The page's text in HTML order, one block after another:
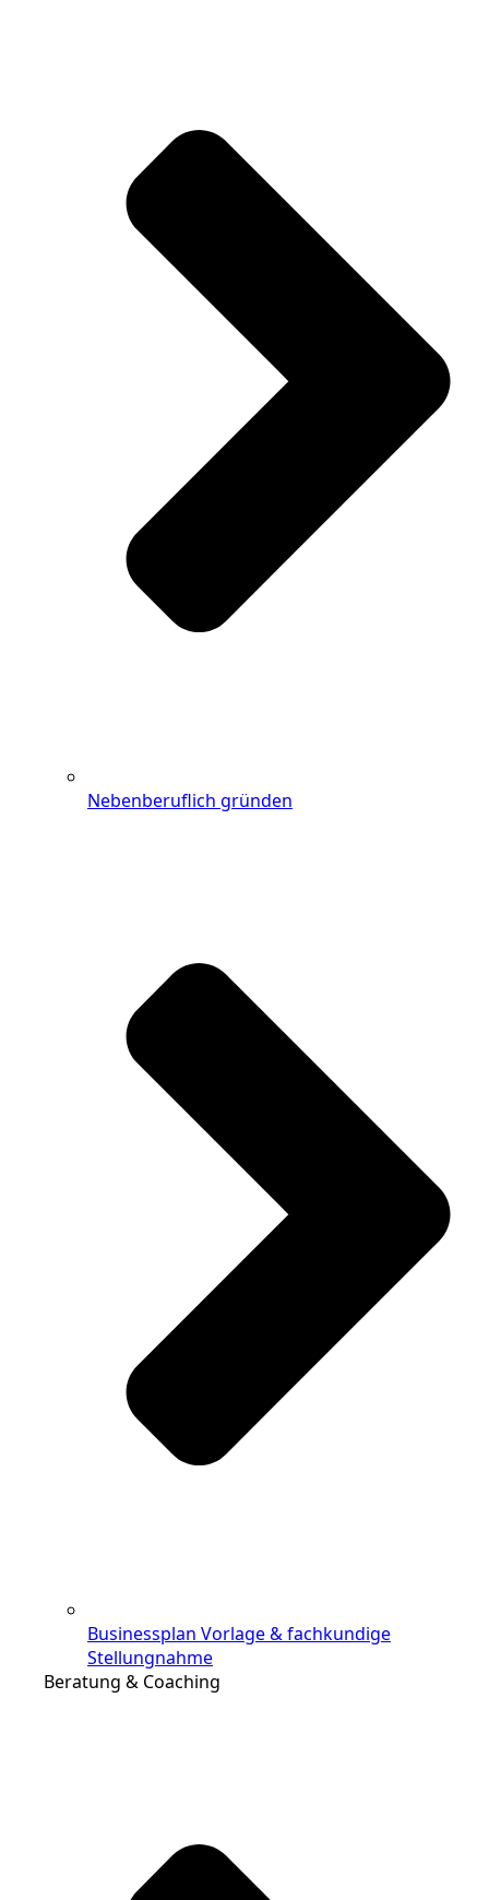
Nebenberuflich gründen
Businessplan Vorlage & fachkundige
Stellungnahme
Beratung & Coaching